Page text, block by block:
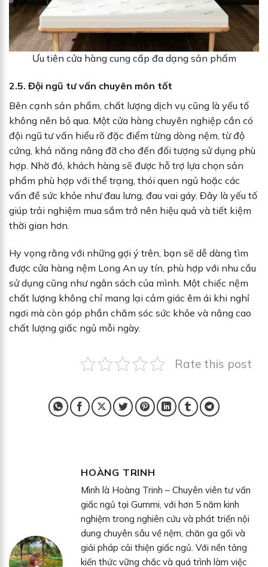
Ưu tiên cửa hàng cung cấp đa dạng sản phẩm
2.5. Đội ngũ tư vấn chuyên môn tốt
Bên cạnh sản phẩm, chất lượng dịch vụ cũng là yếu tố
không nên bỏ qua. Một cửa hàng chuyên nghiệp cần có
đội ngũ tư vấn hiểu rõ đặc điểm từng dòng nệm, từ độ
cứng, khả năng nâng đỡ cho đến đối tượng sử dụng phù
hợp. Nhờ đó, khách hàng sẽ được hỗ trợ lựa chọn sản
phẩm phù hợp với thể trạng, thói quen ngủ hoặc các
vấn đề sức khỏe như đau lưng, đau vai gáy. Đây là yếu tố
giúp trải nghiệm mua sắm trở nên hiệu quả và tiết kiệm
thời gian hơn.
Hy vọng rằng với những gợi ý trên, bạn sẽ dễ dàng tìm
được cửa hàng nệm Long An uy tín, phù hợp với nhu cầu
sử dụng cũng như ngân sách của mình. Một chiếc nệm
chất lượng không chỉ mang lại cảm giác êm ái khi nghỉ
ngơi mà còn góp phần chăm sóc sức khỏe và nâng cao
chất lượng giấc ngủ mỗi ngày.
Rate this post
HOÀNG TRINH
Mình là Hoàng Trinh – Chuyên viên tư vấn
giấc ngủ tại Gummi, với hơn 5 năm kinh
nghiệm trong nghiên cứu và phát triển nội
dung chuyên sâu về nệm, chăn ga gối và
giải pháp cải thiện giấc ngủ. Với nền tảng
kiến thức vững chắc và quá trình làm việc